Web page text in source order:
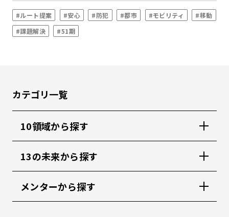
#ルート提案 #安心 #防犯 #都市 #モビリティ
#移動
#課題解決
#51期
カテゴリ一覧
10領域から探す
13の未来から探す
メンターから探す